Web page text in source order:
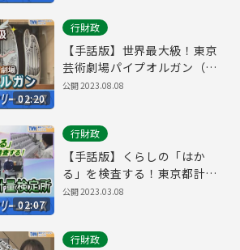
02:20
行財政
【手話版】世界最大級！東京
芸術劇場パイプオルガン（令
和5年8月4日 東京ウィークリ
公開2023.08.08
02:07
行財政
【手話版】くらしの「はか
る」を検査する！東京都計量
検定所・タクシーメーター検
公開2023.03.08
行財政